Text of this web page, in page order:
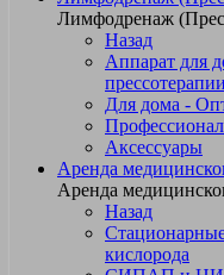
Лимфодренаж
Назад
Аппарат для
прессотерапии
Для дома -
Аксессуары
Аренда
Аренда
Назад
кислорода